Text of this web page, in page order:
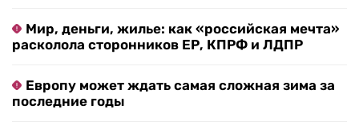
Мир, деньги, жилье: как «российская мечта»
расколола сторонников ЕР, КПРФ и ЛДПР
Европу может ждать самая сложная зима за
последние годы